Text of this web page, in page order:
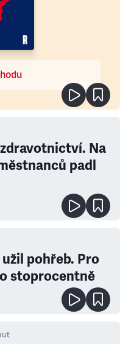
Na
padl
pohřeb. Pro
stoprocentně